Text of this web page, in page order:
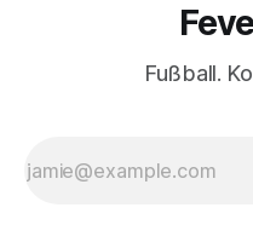
Fußball.